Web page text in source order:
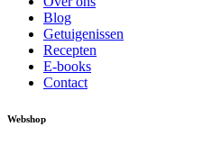
Blog
Getuigenissen
Recepten
E-books
Contact
Webshop